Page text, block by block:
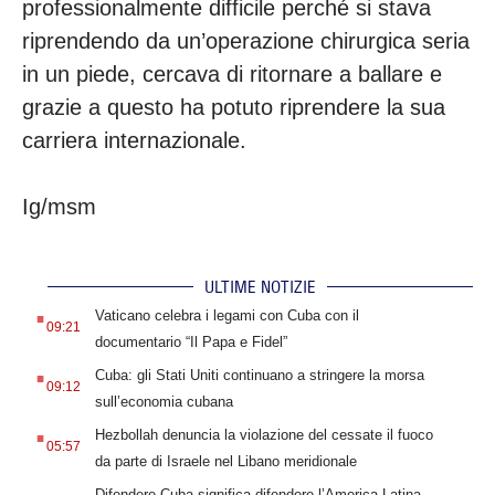
professionalmente difficile perché si stava
riprendendo da un’operazione chirurgica seria
in un piede, cercava di ritornare a ballare e
grazie a questo ha potuto riprendere la sua
carriera internazionale.
Ig/msm
ULTIME NOTIZIE
.09:21
Vaticano celebra i legami con Cuba con il
documentario “Il Papa e Fidel”
.09:12
Cuba: gli Stati Uniti continuano a stringere la morsa
sull’economia cubana
.05:57
Hezbollah denuncia la violazione del cessate il fuoco
da parte di Israele nel Libano meridionale